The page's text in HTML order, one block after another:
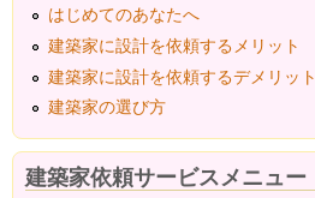
はじめてのあなたへ
建築家に設計を依頼するメリット
建築家に設計を依頼するデメリット
建築家の選び方
建築家依頼サービスメニュー